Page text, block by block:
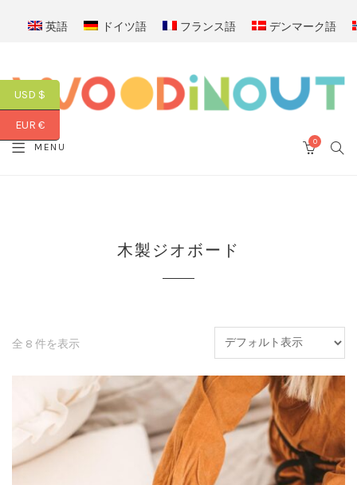
英語 ドイツ語 フランス語 デンマーク語
MENU 0
木製ジオボード
全 8 件を表示
USD $
EUR €